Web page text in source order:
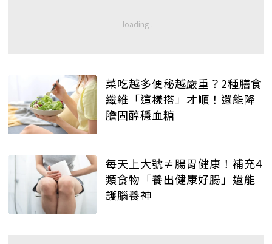
菜吃越多便秘越嚴重？2種膳食
纖維「這樣搭」才順！還能降
膽固醇穩血糖
每天上大號≠腸胃健康！補充4
類食物「養出健康好腸」還能
護腦養神